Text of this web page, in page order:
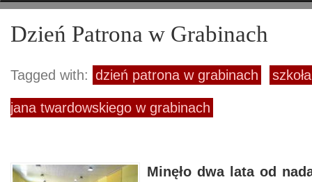
Dzień Patrona w Grabinach
Tagged with: dzień patrona w grabinach
jana twardowskiego w grabinach
Minęło dwa lata od